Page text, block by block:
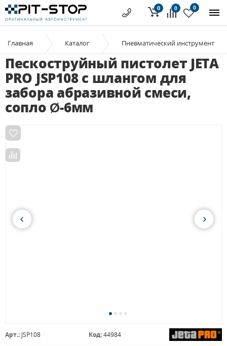
0 0
0
Главная Каталог Пневматический инструмент
Пескоструйный пистолет JETA
PRO JSP108 с шлангом для
забора абразивной смеси,
сопло Ø-6мм
Арт.: JSP108 Код:44984